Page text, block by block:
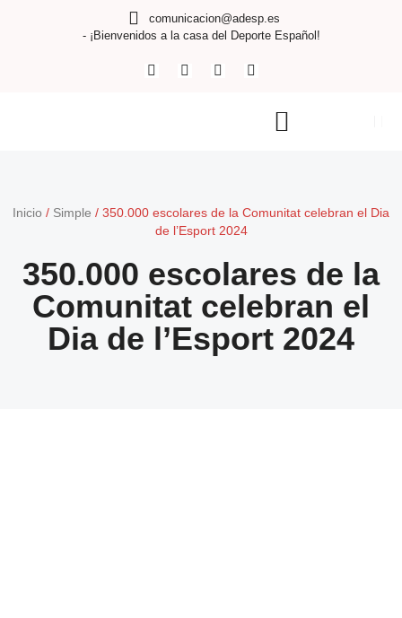
comunicacion@adesp.es
- ¡Bienvenidos a la casa del Deporte Español!
Inicio / Simple / 350.000 escolares de la Comunitat celebran el Dia
de l’Esport 2024
350.000 escolares de la
Comunitat celebran el
Dia de l’Esport 2024